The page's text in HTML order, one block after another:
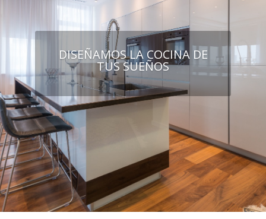
DISEÑAMOS LA COCINA DE
TUS SUEÑOS